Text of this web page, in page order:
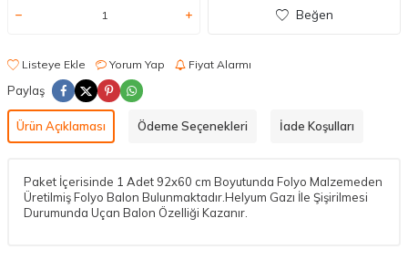
Beğen
Listeye Ekle Yorum Yap Fiyat Alarmı
Paylaş
Ürün Açıklaması Ödeme Seçenekleri İade Koşulları
Paket İçerisinde 1 Adet 92x60 cm Boyutunda Folyo Malzemeden
Üretilmiş Folyo Balon Bulunmaktadır.Helyum Gazı İle Şişirilmesi
Durumunda Uçan Balon Özelliği Kazanır.